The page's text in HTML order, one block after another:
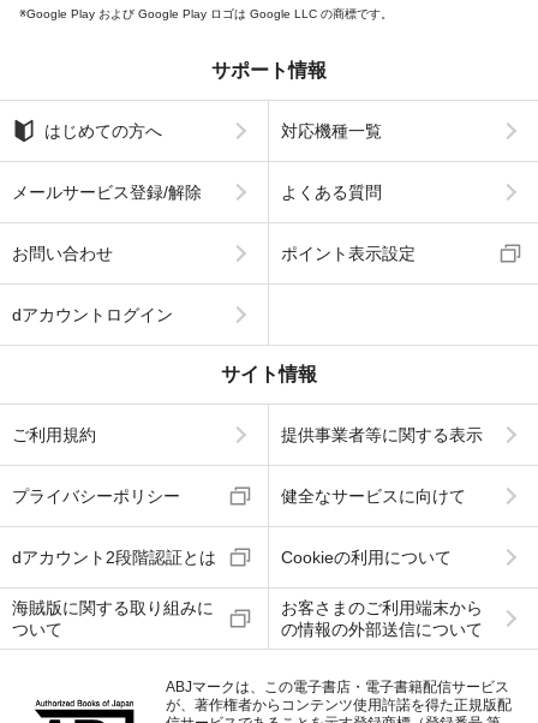
Google Play および Google Play ロゴは Google LLC の商標です。
サポート情報
はじめての方へ 対応機種一覧
メールサービス登録/解除 よくある質問
お問い合わせ ポイント表示設定
dアカウントログイン
サイト情報
ご利用規約 提供事業者等に関する表示
プライバシーポリシー 健全なサービスに向けて
dアカウント2段階認証とは Cookieの利用について
海賊版に関する取り組みに
ついて
お客さまのご利用端末から
の情報の外部送信について
ABJマークは、この電子書店・電子書籍配信サービス
が、著作権者からコンテンツ使用許諾を得た正規版配